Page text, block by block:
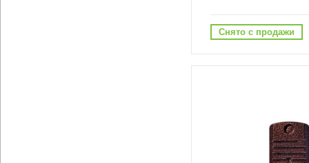
Снято с продажи